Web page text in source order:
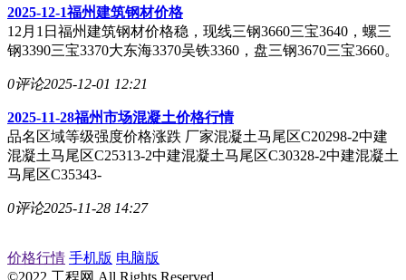
2025-12-1福州建筑钢材价格
12月1日福州建筑钢材价格稳，现线三钢3660三宝3640，螺三
钢3390三宝3370大东海3370吴铁3360，盘三钢3670三宝3660。
0评论2025-12-01 12:21
2025-11-28福州市场混凝土价格行情
品名区域等级强度价格涨跌 厂家混凝土马尾区C20298-2中建
混凝土马尾区C25313-2中建混凝土马尾区C30328-2中建混凝土
马尾区C35343-
0评论2025-11-28 14:27
价格行情 手机版 电脑版
©2022 工程网 All Rights Reserved